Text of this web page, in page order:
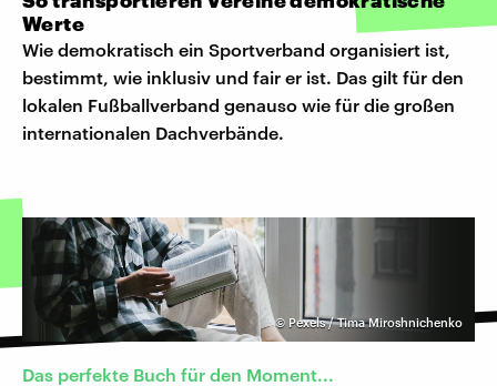
Werte
Wie demokratisch ein Sportverband organisiert ist,
bestimmt, wie inklusiv und fair er ist. Das gilt für den
lokalen Fußballverband genauso wie für die großen
internationalen Dachverbände.
© Pexels / Tima Miroshnichenko
Das perfekte Buch für den Moment...